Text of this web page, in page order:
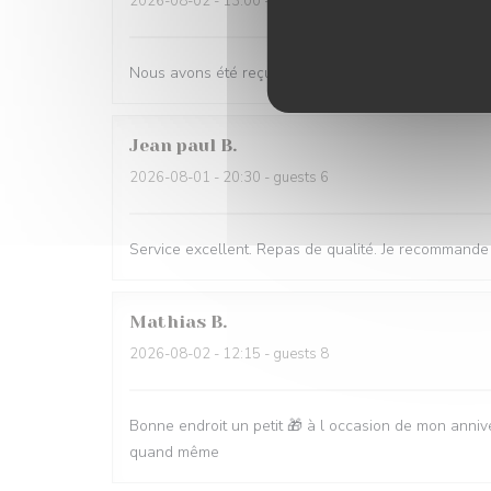
Nous avons été reçus par un personnel
Jean paul B
2026-08-01 - 20:30 - guests 6
Service excellent. Repas de qualité. Je
Mathias B
2026-08-02 - 12:15 - guests 8
Bonne endroit un petit 🎁 à l occasion de mon
quand même